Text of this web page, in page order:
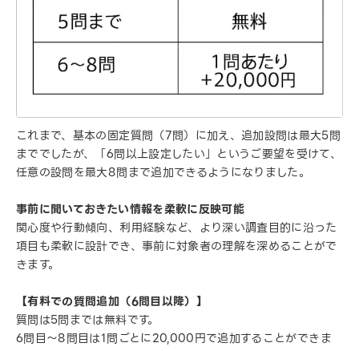
これまで、基本の固定質問（7問）に加え、追加設問は最大5問
まででしたが、「6問以上設定したい」というご要望を受けて、
任意の設問を最大8問まで追加できるようになりました。
事前に聞いておきたい情報を柔軟に反映可能
関心度や行動傾向、利用経験など、より深い調査目的に沿った
項目も柔軟に設計でき、事前に対象者の理解を深めることがで
きます。
【有料での質問追加（6問目以降）】
質問は5問までは無料です。
6問目～8問目は1問ごとに20,000円で追加することができま